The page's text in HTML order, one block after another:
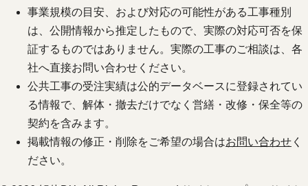
事業規模の目安、および対応の可能性がある工事種別
は、公開情報から推定したもので、実際の対応可否を保
証するものではありません。実際の工事のご相談は、各
社へ直接お問い合わせください。
公共工事の受注実績は公的データベースに登録されてい
る情報で、解体・撤去だけでなく営繕・改修・保全等の
契約を含みます。
掲載情報の修正・削除をご希望の場合はお問い合わせ く
ださい。